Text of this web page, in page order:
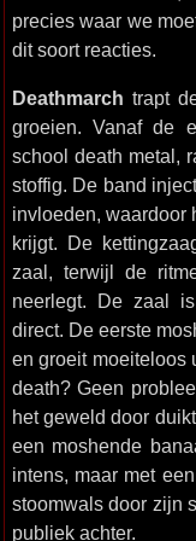
precies waar we
dit soort reacties.
Deathmarch trapt
groeien. Vanaf de
school death metal,
stoffig. De band
invloeden, waardoor
krijgt. De
zaal, terwijl de
neerlegt. De zaal
direct. De eerste
en groeit moeiteloos
death? Geen
het geweld door
een moshende
intens, maar met
stoomwals door zijn
publiek achter.